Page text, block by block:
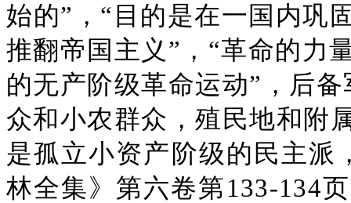
始的”，“目的是在一国内巩
推翻帝国主义”，“革命的力
的无产阶级革命运动”，后
众和小农群众，殖民地和附
是孤立小资产阶级的民主派
林全集》第六卷第133-134